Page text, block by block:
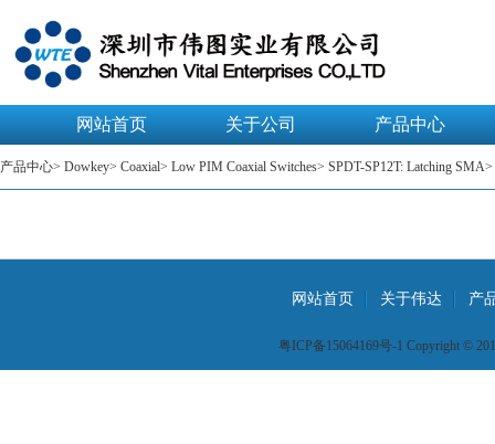
网站首页 关于公司 产品中心
产品中心> Dowkey> Coaxial> Low PIM Coaxial Switches> SPDT-SP12T: Latching SMA>
网站首页 关于伟达 产
粤ICP备15064169号-1 Copyright ©